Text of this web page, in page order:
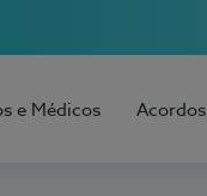
e Médicos Acordos